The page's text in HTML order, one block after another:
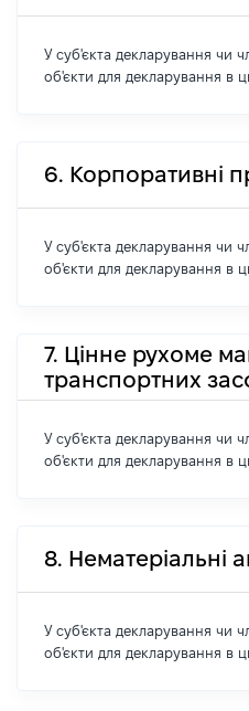
У суб'єкта декларування чи
об'єкти для декларування в
6. Корпоративні
У суб'єкта декларування чи
об'єкти для декларування в
7. Цінне рухоме
транспортних
У суб'єкта декларування чи
об'єкти для декларування в
8. Нематеріальні
У суб'єкта декларування чи
об'єкти для декларування в